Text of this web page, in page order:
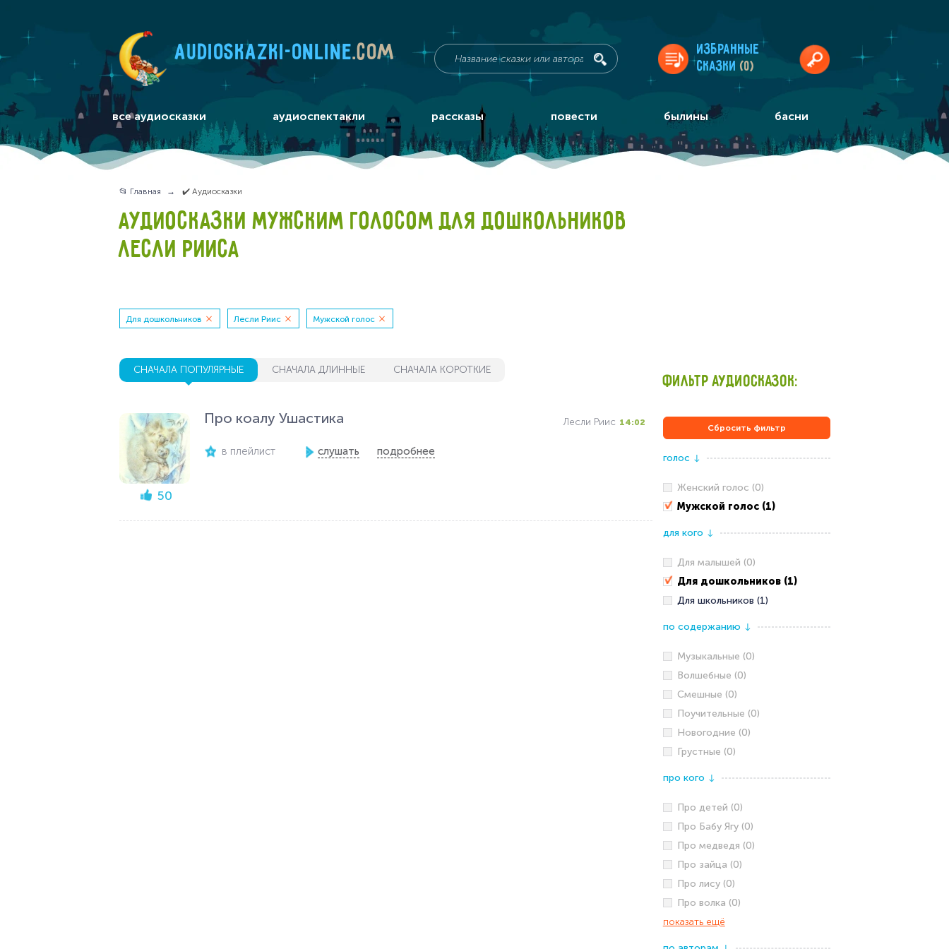
audioskazki-online.com
Избранные
сказки (0)
все аудиосказки аудиоспектакли рассказы повести былины басни
📂 Главная ✔️ Аудиосказки
АУДИОСКАЗКИ МУЖСКИМ ГОЛОСОМ ДЛЯ ДОШКОЛЬНИКОВ
ЛЕСЛИ РИИСА
Для дошкольников Лесли Риис Мужской голос
СНАЧАЛА ПОПУЛЯРНЫЕ СНАЧАЛА ДЛИННЫЕ СНАЧАЛА КОРОТКИЕ
50
Про коалу Ушастика Лесли Риис 14:02
в плейлист слушать подробнее
ФИЛЬТР АУДИОСКАЗОК:
Сбросить фильтр
голос ↓
Женский голос (0)
Мужской голос (1)
для кого ↓
Для малышей (0)
Для дошкольников (1)
Для школьников (1)
по содержанию ↓
Музыкальные (0)
Волшебные (0)
Смешные (0)
Поучительные (0)
Новогодние (0)
Грустные (0)
про кого ↓
Про детей (0)
Про Бабу Ягу (0)
Про медведя (0)
Про зайца (0)
Про лису (0)
Про волка (0)
показать ещё